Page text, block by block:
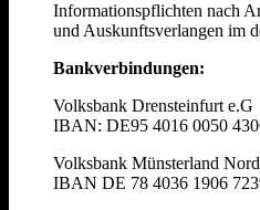
Informationspflichten nach
und Auskunftsverlangen im
Bankverbindungen:
Volksbank Drensteinfurt e.G
IBAN: DE95 4016 0050
Volksbank Münsterland
IBAN DE 78 4036 1906